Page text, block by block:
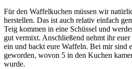
Für den Waffelkuchen müssen wir
herstellen. Das ist auch relativ einfach
Teig kommen in eine Schüssel und
gut vermixt. Anschließend nehmt ihr
ein und backt eure Waffeln. Bei mir sind
geworden, wovon 5 in den Kuchen
wurde.